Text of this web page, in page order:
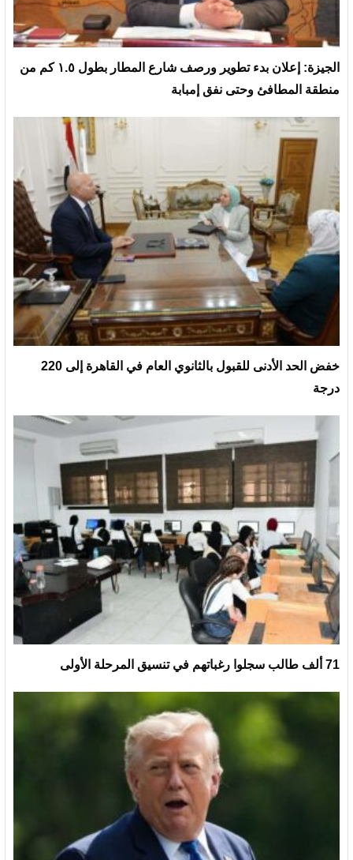
الجيزة: إعلان بدء تطوير ورصف شارع المطار بطول ١.٥ كم من
منطقة المطافئ وحتى نفق إمبابة
خفض الحد الأدنى للقبول بالثانوي العام في القاهرة إلى 220
درجة
71 ألف طالب سجلوا رغباتهم في تنسيق المرحلة الأولى